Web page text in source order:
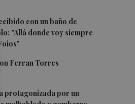
con un baño de
"Allá donde voy siempre
Ferran Torres
protagonizada por un